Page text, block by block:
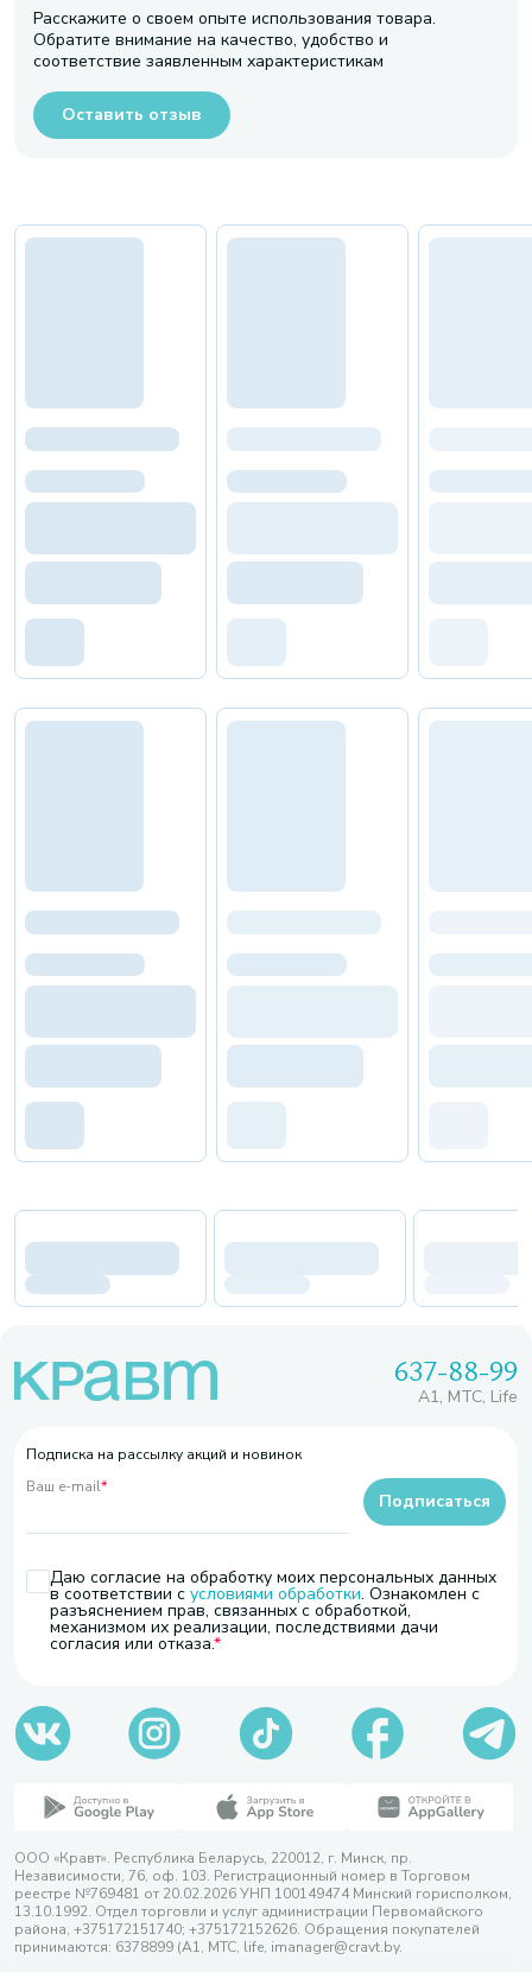
Расскажите о своем опыте использования товара.
Обратите внимание на качество, удобство и
соответствие заявленным характеристикам
Оставить отзыв
637-88-99
A1, МТС, Life
Подписка на рассылку акций и новинок
Ваш e-mail*
Даю согласие на обработку моих персональных данных
в соответствии с условиями обработки. Ознакомлен с
разъяснением прав, связанных с обработкой,
механизмом их реализации, последствиями дачи
согласия или отказа.
Подписаться
ООО «Кравт». Республика Беларусь, 220012, г. Минск, пр.
Независимости, 76, оф. 103. Регистрационный номер в Торговом
реестре №769481 от 20.02.2026 УНП 100149474 Минский горисполком,
13.10.1992. Отдел торговли и услуг администрации Первомайского
района, +375172151740; +375172152626. Обращения покупателей
принимаются: 6378899 (А1, МТС, life, imanager@cravt.by.